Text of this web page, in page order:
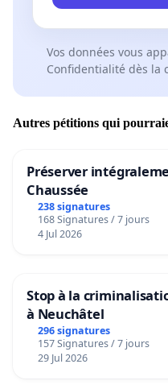
Vos données vous
Confidentialité dès la
Autres pétitions qui
Préserver
Chaussée
238 signatures
168 Signatures / 7 jours
4 Jul 2026
Stop à la
à Neuchâtel
296 signatures
157 Signatures / 7 jours
29 Jul 2026